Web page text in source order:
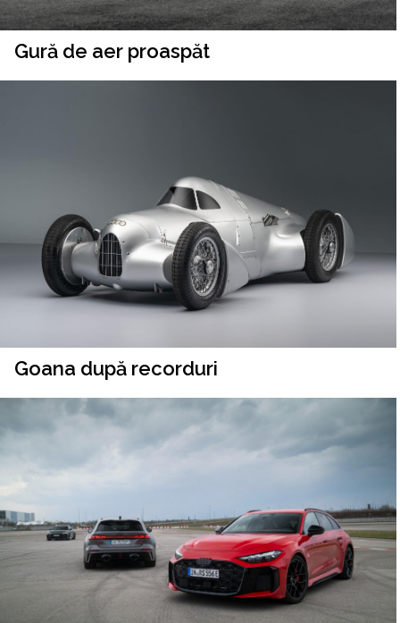
Gură de aer proaspăt
Goana după recorduri